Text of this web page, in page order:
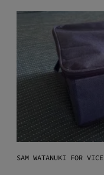
SAM WATANUKI FOR VICE